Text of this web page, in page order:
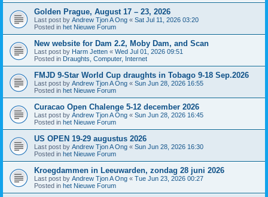
Golden Prague, August 17 – 23, 2026
Last post by Andrew Tjon A Ong « Sat Jul 11, 2026 03:20
Posted in het Nieuwe Forum
New website for Dam 2.2, Moby Dam, and Scan
Last post by Harm Jetten « Wed Jul 01, 2026 09:51
Posted in Draughts, Computer, Internet
FMJD 9-Star World Cup draughts in Tobago 9-18 Sep.2026
Last post by Andrew Tjon A Ong « Sun Jun 28, 2026 16:55
Posted in het Nieuwe Forum
Curacao Open Chalenge 5-12 december 2026
Last post by Andrew Tjon A Ong « Sun Jun 28, 2026 16:45
Posted in het Nieuwe Forum
US OPEN 19-29 augustus 2026
Last post by Andrew Tjon A Ong « Sun Jun 28, 2026 16:30
Posted in het Nieuwe Forum
Kroegdammen in Leeuwarden, zondag 28 juni 2026
Last post by Andrew Tjon A Ong « Tue Jun 23, 2026 00:27
Posted in het Nieuwe Forum